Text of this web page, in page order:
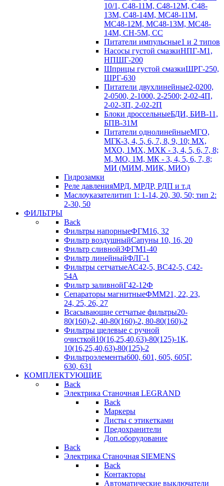
10/1, С48-11М, С48-12М, С48-
13М, С48-14М, МС48-11М,
МС48-12М, МС48-13М, МС48-
14М, СН-5М, CC
Питатели импульсные1 и 2 типов
Насосы густой смазкиНПГ-М1,
НПШГ-200
Шприцы густой смазкиШРГ-250,
ШРГ-630
Питатели двухлинейные2-0200,
2-0500, 2-1000, 2-2500; 2-02-4П,
2-02-3П, 2-02-2П
Блоки дроссельныеБДИ, БИВ-11,
БПВ-31М
Питатели однолинейныеМГО,
МГК-3, 4, 5, 6, 7, 8, 9, 10; МХ,
МХО, 1МХ, МХК - 3, 4, 5, 6, 7, 8;
М, МО, 1М, МК - 3, 4, 5, 6, 7, 8;
МИ (МИМ, МИК, МИО)
Гидрозамки
Реле давленияМРД, МРДР, РДП и т.д
Маслоуказателитип 1: 1-14, 20, 30, 50; тип 2:
2-30, 50
ФИЛЬТРЫ
Back
Фильтры напорныеФГМ16, 32
Фильтр воздушныйСапуны 10, 16, 20
Фильтр сливной3ФГМ1-40
Фильтр линейныйФЛГ-1
Фильтры сетчатыеАС42-5, ВС42-5, С42-
54А
Фильтр заливнойГ42-12Ф
Сепараторы магнитныеФММ21, 22, 23,
24, 25, 26, 27
Всасывающие сетчатые фильтры20-
80(160)-2, 40-80(160)-2, 80-80(160)-2
Фильтры щелевые с ручной
очисткой10(16,25,40,63)-80(125)-1К,
10(16,25,40,63)-80(125)-2
Фильтроэлементы600, 601, 605, 605Г,
630, 631
КОМПЛЕКТУЮЩИЕ
Back
Электрика Станочная LEGRAND
Back
Маркеры
Листы с этикетками
Предохранители
Доп.оборудование
Back
Электрика Станочная SIEMENS
Back
Контакторы
Автоматические выключатели